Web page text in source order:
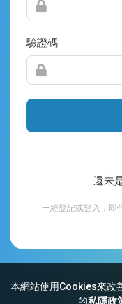
本網站使用Cookies來改
的私隱政
驗證碼
還未
一經登記或登入，
網站索引